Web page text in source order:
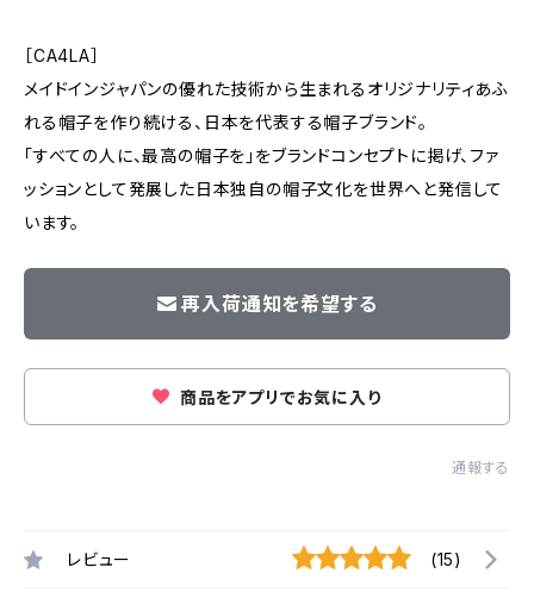
［CA4LA］
メイドインジャパンの優れた技術から生まれるオリジナリティあふ
れる帽子を作り続ける、日本を代表する帽子ブランド。
「すべての人に、最高の帽子を」をブランドコンセプトに掲げ、ファ
ッションとして発展した日本独自の帽子文化を世界へと発信して
います。
再入荷通知を希望する
商品をアプリでお気に入り
通報する
レビュー (15)